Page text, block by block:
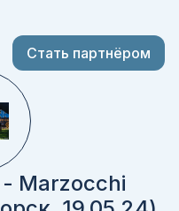
Стать партнёром
Marzocchi